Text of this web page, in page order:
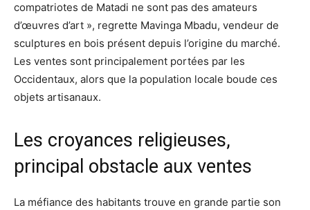
compatriotes de Matadi ne sont pas des amateurs
d’œuvres d’art », regrette Mavinga Mbadu, vendeur de
sculptures en bois présent depuis l’origine du marché.
Les ventes sont principalement portées par les
Occidentaux, alors que la population locale boude ces
objets artisanaux.
Les croyances religieuses,
principal obstacle aux ventes
La méfiance des habitants trouve en grande partie son